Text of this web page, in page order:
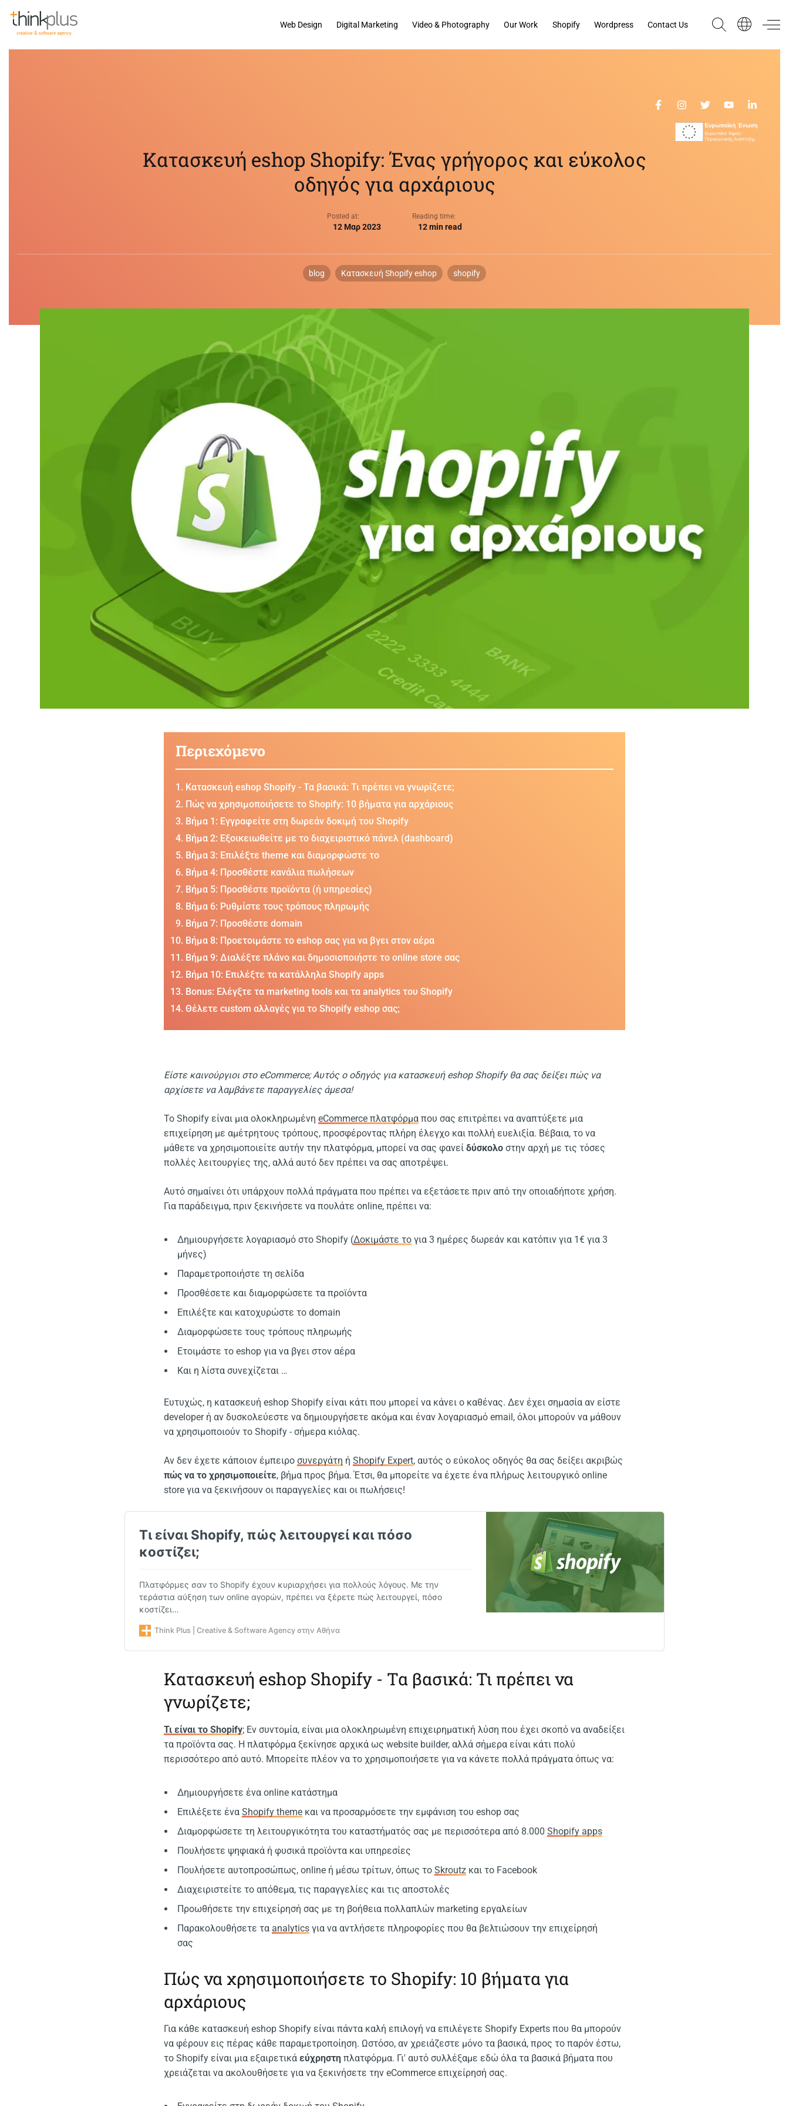
Think Plus
Web Design
Digital Marketing Video & Photography Our Work Shopify Wordpress Contact Us
Κατασκευή eshop Shopify: Ένας γρήγορος και εύκολος
οδηγός για αρχάριους
Posted at:
12 Μαρ 2023
Reading time:
12 min read
blog Κατασκευή Shopify eshop shopify
Περιεχόμενο
Κατασκευή eshop Shopify - Τα βασικά: Τι πρέπει να γνωρίζετε;
Πώς να χρησιμοποιήσετε το Shopify: 10 βήματα για αρχάριους
Βήμα 1: Εγγραφείτε στη δωρεάν δοκιμή του Shopify
Βήμα 2: Εξοικειωθείτε με το διαχειριστικό πάνελ (dashboard)
Βήμα 3: Επιλέξτε theme και διαμορφώστε το
Βήμα 4: Προσθέστε κανάλια πωλήσεων
Βήμα 5: Προσθέστε προϊόντα (ή υπηρεσίες)
Βήμα 6: Ρυθμίστε τους τρόπους πληρωμής
Βήμα 7: Προσθέστε domain
Βήμα 8: Προετοιμάστε το eshop σας για να βγει στον αέρα
Βήμα 9: Διαλέξτε πλάνο και δημοσιοποιήστε το online store σας
Βήμα 10: Επιλέξτε τα κατάλληλα Shopify apps
Bonus: Ελέγξτε τα marketing tools και τα analytics του Shopify
Θέλετε custom αλλαγές για το Shopify eshop σας;
Είστε καινούργιοι στο eCommerce; Αυτός ο οδηγός για κατασκευή eshop Shopify θα σας δείξει πώς να
αρχίσετε να λαμβάνετε παραγγελίες άμεσα!
Το Shopify είναι μια ολοκληρωμένηeCommerce πλατφόρμα που σας επιτρέπει να αναπτύξετε μια
επιχείρηση με αμέτρητους τρόπους, προσφέροντας πλήρη έλεγχο και πολλή ευελιξία. Βέβαια, το να
μάθετε να χρησιμοποιείτε αυτήν την πλατφόρμα, μπορεί να σας φανείδύσκολο στην αρχή με τις τόσες
πολλές λειτουργίες της, αλλά αυτό δεν πρέπει να σας αποτρέψει.
Αυτό σημαίνει ότι υπάρχουν πολλά πράγματα που πρέπει να εξετάσετε πριν από την οποιαδήποτε χρήση.
Για παράδειγμα, πριν ξεκινήσετε να πουλάτε online, πρέπει να:
Δημιουργήσετε λογαριασμό στο Shopify (Δοκιμάστε το για 3 ημέρες δωρεάν και κατόπιν για 1€ για 3
μήνες)
Παραμετροποιήστε τη σελίδα
Προσθέσετε και διαμορφώσετε τα προϊόντα
Επιλέξτε και κατοχυρώστε το domain
Διαμορφώσετε τους τρόπους πληρωμής
Ετοιμάστε το eshop για να βγει στον αέρα
Και η λίστα συνεχίζεται …
Ευτυχώς, η κατασκευή eshop Shopify είναι κάτι που μπορεί να κάνει ο καθένας. Δεν έχει σημασία αν είστε
developer ή αν δυσκολεύεστε να δημιουργήσετε ακόμα και έναν λογαριασμό email, όλοι μπορούν να μάθουν
να χρησιμοποιούν το Shopify - σήμερα κιόλας.
Αν δεν έχετε κάποιον έμπειροσυνεργάτη ήShopify Expert, αυτός ο εύκολος οδηγός θα σας δείξει ακριβώς
πώς να το χρησιμοποιείτε, βήμα προς βήμα. Έτσι, θα μπορείτε να έχετε ένα πλήρως λειτουργικό online
store για να ξεκινήσουν οι παραγγελίες και οι πωλήσεις!
Τι είναι Shopify, πώς λειτουργεί και πόσο
κοστίζει;
Πλατφόρμες σαν το Shopify έχουν κυριαρχήσει για πολλούς λόγους. Με την
τεράστια αύξηση των online αγορών, πρέπει να ξέρετε πώς λειτουργεί, πόσο
κοστίζει…
Think Plus | Creative & Software Agency στην Αθήνα
Κατασκευή eshop Shopify - Τα βασικά: Τι πρέπει να
γνωρίζετε;
Τι είναι το Shopify; Εν συντομία, είναι μια ολοκληρωμένη επιχειρηματική λύση που έχει σκοπό να αναδείξει
τα προϊόντα σας. Η πλατφόρμα ξεκίνησε αρχικά ως website builder, αλλά σήμερα είναι κάτι πολύ
περισσότερο από αυτό. Μπορείτε πλέον να το χρησιμοποιήσετε για να κάνετε πολλά πράγματα όπως να:
Δημιουργήσετε ένα online κατάστημα
Επιλέξετε έναShopify theme και να προσαρμόσετε την εμφάνιση του eshop σας
Διαμορφώσετε τη λειτουργικότητα του καταστήματός σας με περισσότερα από 8.000Shopify apps
Πουλήσετε ψηφιακά ή φυσικά προϊόντα και υπηρεσίες
Πουλήσετε αυτοπροσώπως, online ή μέσω τρίτων, όπως τοSkroutz και το Facebook
Διαχειριστείτε το απόθεμα, τις παραγγελίες και τις αποστολές
Προωθήσετε την επιχείρησή σας με τη βοήθεια πολλαπλών marketing εργαλείων
Παρακολουθήσετε τα analytics για να αντλήσετε πληροφορίες που θα βελτιώσουν την επιχείρησή
σας
Πώς να χρησιμοποιήσετε το Shopify: 10 βήματα για
αρχάριους
Για κάθε κατασκευή eshop Shopify είναι πάντα καλή επιλογή να επιλέγετε Shopify Experts που θα μπορούν
να φέρουν εις πέρας κάθε παραμετροποίηση. Ωστόσο, αν χρειάζεστε μόνο τα βασικά, προς το παρόν έστω,
το Shopify είναι μια εξαιρετικάεύχρηστη πλατφόρμα. Γι' αυτό συλλέξαμε εδώ όλα τα βασικά βήματα που
χρειάζεται να ακολουθήσετε για να ξεκινήσετε την eCommerce επιχείρησή σας.